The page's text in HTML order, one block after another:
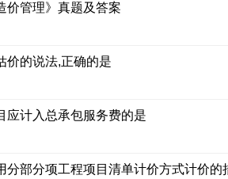
价管理》真题及答案
价的说法,正确的是
应计入总承包服务费的是
分部分项工程项目清单计价方式计价的